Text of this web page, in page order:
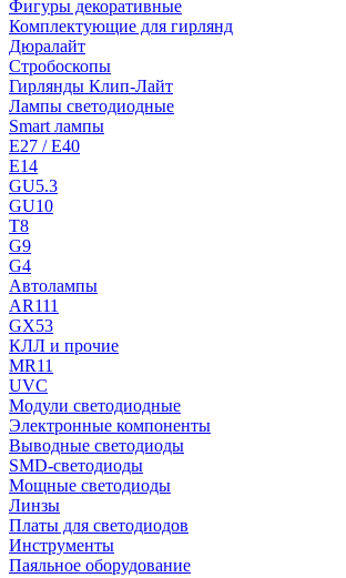
Фигуры декоративные
Комплектующие для гирлянд
Дюралайт
Стробоскопы
Гирлянды Клип-Лайт
Лампы светодиодные
Smart лампы
E27 / E40
E14
GU5.3
GU10
T8
G9
G4
Автолампы
AR111
GX53
КЛЛ и прочие
MR11
UVC
Модули светодиодные
Электронные компоненты
Выводные светодиоды
SMD-светодиоды
Мощные светодиоды
Линзы
Платы для светодиодов
Инструменты
Паяльное оборудование